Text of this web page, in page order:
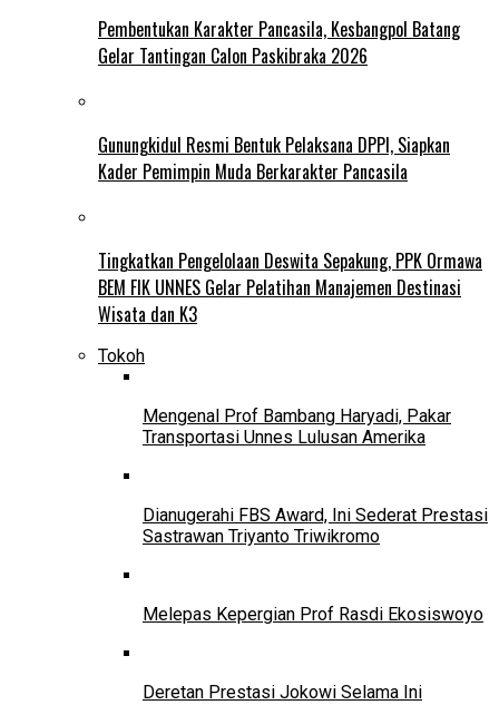
Pembentukan Karakter Pancasila, Kesbangpol Batang
Gelar Tantingan Calon Paskibraka 2026
Gunungkidul Resmi Bentuk Pelaksana DPPI, Siapkan
Kader Pemimpin Muda Berkarakter Pancasila
Tingkatkan Pengelolaan Deswita Sepakung, PPK Ormawa
BEM FIK UNNES Gelar Pelatihan Manajemen Destinasi
Wisata dan K3
Tokoh
Mengenal Prof Bambang Haryadi, Pakar
Transportasi Unnes Lulusan Amerika
Dianugerahi FBS Award, Ini Sederat Prestasi
Sastrawan Triyanto Triwikromo
Melepas Kepergian Prof Rasdi Ekosiswoyo
Deretan Prestasi Jokowi Selama Ini